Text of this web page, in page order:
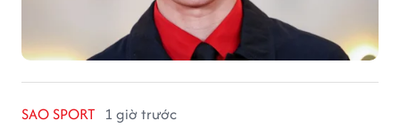
SAO SPORT 1 giờ trước